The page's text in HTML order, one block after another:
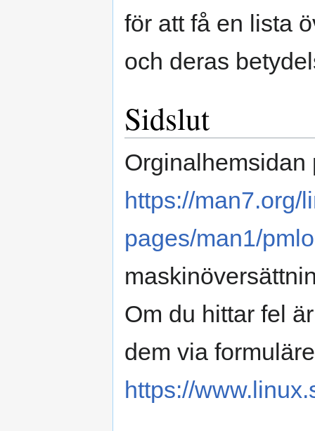
för att få en lista
och deras
Sidslut
Orginalhemsidan
https://man7.org/
pages/man1/
Om du hittar fel
dem via
https://